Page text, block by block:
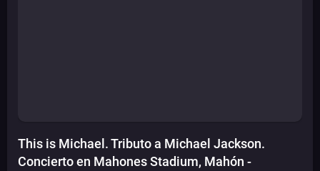
This is Michael. Tributo a Michael Jackson.
Concierto en Mahones Stadium, Mahón -